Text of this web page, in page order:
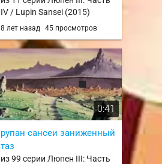
IV / Lupin Sansei (2015)
8 лет назад 45 просмотров
0:41
рупан сансеи заниженный
таз
из 99 серии Люпен III: Часть